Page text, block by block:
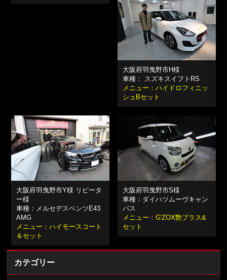
大阪府羽曳野市H様
車種： スズキスイフトRS
メニュー：ハイドロフィニッ
シュBセット
大阪府羽曳野市Y様 リピータ
ー様
車種：メルセデスベンツE43
AMG
メニュー：ハイモースコート
＆セット
大阪府羽曳野市S様
車種：ダイハツムーヴキャン
パス
メニュー：G'ZOX艶プラス&
セット
カテゴリー